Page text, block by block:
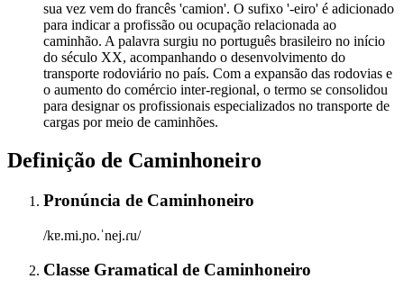
sua vez vem do francês 'camion'. O sufixo '-eiro' é adicionado
para indicar a profissão ou ocupação relacionada ao
caminhão. A palavra surgiu no português brasileiro no início
do século XX, acompanhando o desenvolvimento do
transporte rodoviário no país. Com a expansão das rodovias e
o aumento do comércio inter-regional, o termo se consolidou
para designar os profissionais especializados no transporte de
cargas por meio de caminhões.
Definição de Caminhoneiro
Pronúncia de Caminhoneiro
/kɐ.mi.ɲo.ˈnej.ɾu/
Classe Gramatical de Caminhoneiro